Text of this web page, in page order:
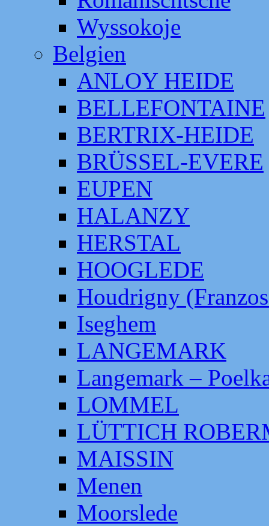
Wyssokoje
Belgien
ANLOY HEIDE
BELLEFONTAINE
BERTRIX-HEIDE
BRÜSSEL-EVERE
EUPEN
HALANZY
HERSTAL
HOOGLEDE
Houdrigny
Iseghem
LANGEMARK
Langemark –
LOMMEL
LÜTTICH
MAISSIN
Menen
Moorslede